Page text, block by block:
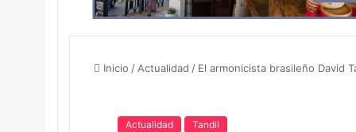
Inicio / Actualidad / El armonicista brasileño David
Actualidad Tandil